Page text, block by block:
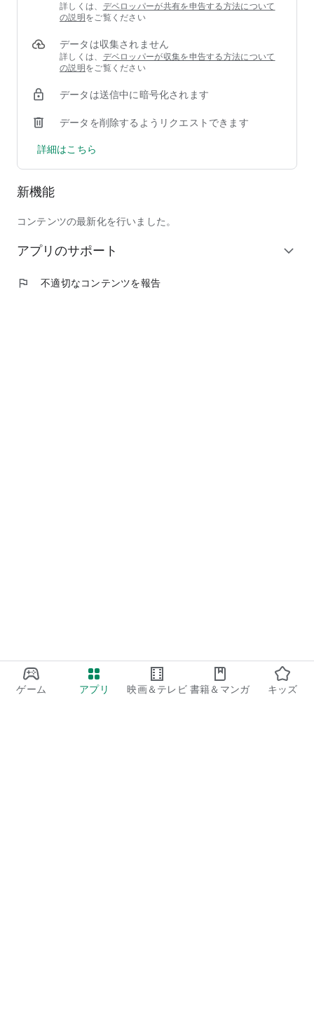
ゲーム アプリ 映画＆テレビ 書籍＆マンガ キッズ
詳しくは、 デベロッパーが共有を申告する方法について
の説明 をご覧ください
データは収集されません
詳しくは、 デベロッパーが収集を申告する方法について
の説明 をご覧ください
データは送信中に暗号化されます
データを削除するようリクエストできます
詳細はこちら
新機能
コンテンツの最新化を行いました。
アプリのサポート expand_more
flag 不適切なコンテンツを報告